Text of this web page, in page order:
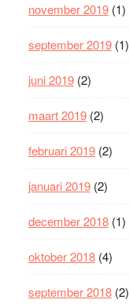
november 2019(1)
september 2019(1)
juni 2019(2)
maart 2019(2)
februari 2019(2)
januari 2019(2)
december 2018(1)
oktober 2018(4)
september 2018(2)